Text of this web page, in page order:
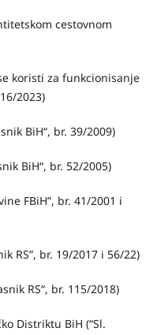
cestovnom
koristi za funkcionisanje
2023)
BiH“, br. 39/2009)
BiH“, br. 52/2005)
FBiH”, br. 41/2001 i
RS”, br. 19/2017 i 56/22)
RS“, br. 115/2018)
Distriktu BiH (“Sl.